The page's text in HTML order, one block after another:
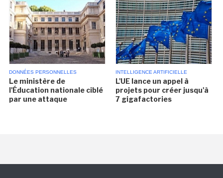
DONNÉES PERSONNELLES
Le ministère de
l'Éducation nationale ciblé
par une attaque
INTELLIGENCE ARTIFICIELLE
L'UE lance un appel à
projets pour créer jusqu'à
7 gigafactories